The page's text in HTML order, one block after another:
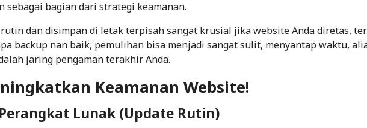
sebagai bagian dari strategi keamanan.
rutin dan disimpan di letak terpisah sangat krusial jika website Anda diretas,
backup nan baik, pemulihan bisa menjadi sangat sulit, menyantap waktu,
jaring pengaman terakhir Anda.
Keamanan Website!
Lunak (Update Rutin)